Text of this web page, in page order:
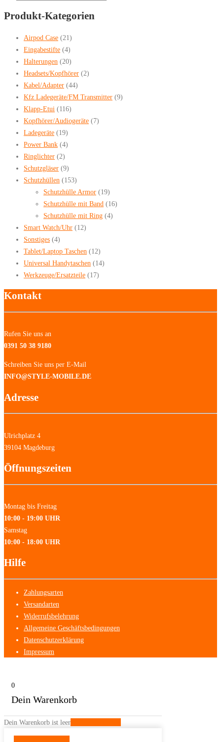
Produkt-Kategorien
Airpod Case (21)
Eingabestifte (4)
Halterungen (20)
Headsets/Kopfhörer (2)
Kabel/Adapter (44)
Kfz Ladegeräte/FM Transmitter (9)
Klapp-Etui (116)
Kopfhörer/Audiogeräte (7)
Ladegeräte (19)
Power Bank (4)
Ringlichter (2)
Schutzgläser (9)
Schutzhüllen (153)
Schutzhülle Armor (19)
Schutzhülle mit Band (16)
Schutzhülle mit Ring (4)
Smart Watch/Uhr (12)
Sonstiges (4)
Tablet/Laptop Taschen (12)
Universal Handytaschen (14)
Werkzeuge/Ersatzteile (17)
Kontakt
Rufen Sie uns an
0391 50 38 9180
Schreiben Sie uns per E-Mail
INFO@STYLE-MOBILE.DE
Adresse
Ulrichplatz 4
39104 Magdeburg
Öffnungszeiten
Montag bis Freitag
10:00 - 19:00 UHR
Samstag
10:00 - 18:00 UHR
Hilfe
Zahlungsarten
Versandarten
Widerrufsbelehrung
Allgemeine Geschäftsbedingungen
Datenschutzerklärung
Impressum
0
Dein Warenkorb
Dein Warenkorb ist leer